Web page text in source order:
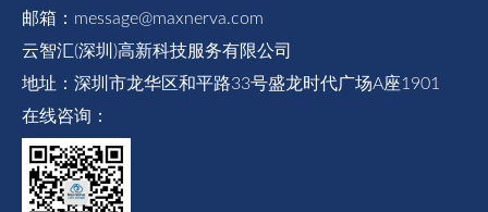
邮箱：message@maxnerva.com
云智汇(深圳)高新科技服务有限公司
地址：深圳市龙华区和平路33号盛龙时代广场A座1901
在线咨询：